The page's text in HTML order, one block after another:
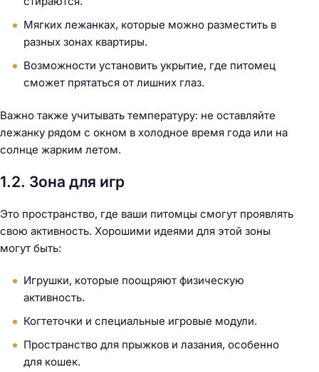
Мягких лежанках, которые можно разместить в
разных зонах квартиры.
Возможности установить укрытие, где питомец
сможет прятаться от лишних глаз.
Важно также учитывать температуру: не оставляйте
лежанку рядом с окном в холодное время года или на
солнце жарким летом.
1.2. Зона для игр
Это пространство, где ваши питомцы смогут проявлять
свою активность. Хорошими идеями для этой зоны
могут быть:
Игрушки, которые поощряют физическую
активность.
Когтеточки и специальные игровые модули.
Пространство для прыжков и лазания, особенно
для кошек.